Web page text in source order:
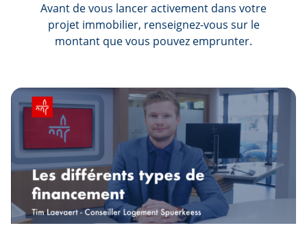
Avant de vous lancer activement dans votre
projet immobilier, renseignez-vous sur le
montant que vous pouvez emprunter.